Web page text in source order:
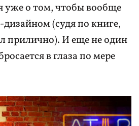
уже о том, чтобы вообще
дизайном (судя по книге,
прилично). И еще не один
в глаза по мере